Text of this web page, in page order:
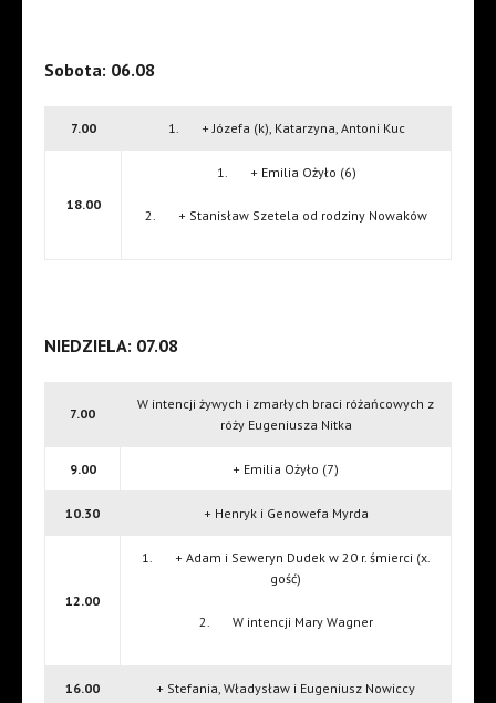
Sobota: 06.08
7.00 1. + Józefa (k), Katarzyna, Antoni Kuc
18.00
1. + Emilia Ożyło (6)
2. + Stanisław Szetela od rodziny Nowaków
NIEDZIELA: 07.08
7.00
W intencji żywych i zmarłych braci różańcowych z
róży Eugeniusza Nitka
9.00 + Emilia Ożyło (7)
10.30 + Henryk i Genowefa Myrda
12.00
1. + Adam i Seweryn Dudek w 20 r. śmierci (x.
gość)
2. W intencji Mary Wagner
16.00 + Stefania, Władysław i Eugeniusz Nowiccy